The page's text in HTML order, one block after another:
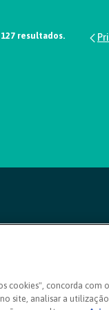
resultados.
cookies", concorda com
site, analisar a